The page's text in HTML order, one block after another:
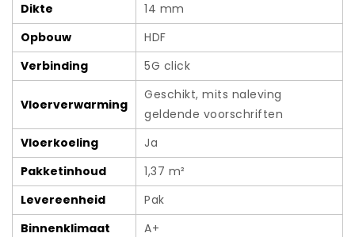
Dikte
14 mm
Opbouw
HDF
Verbinding
5G click
Vloerverwarming
Geschikt, mits naleving
geldende voorschriften
Vloerkoeling
Ja
Pakketinhoud
1,37 m²
Levereenheid
Pak
Binnenklimaat
A+